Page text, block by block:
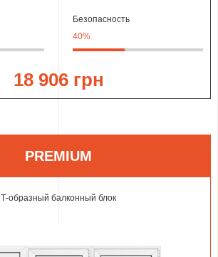
Безопасность
40%
18 906 грн
PREMIUM
Т-образный балконный блок